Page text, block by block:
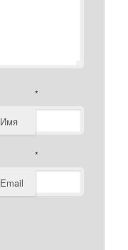
Имя
*
Email
*